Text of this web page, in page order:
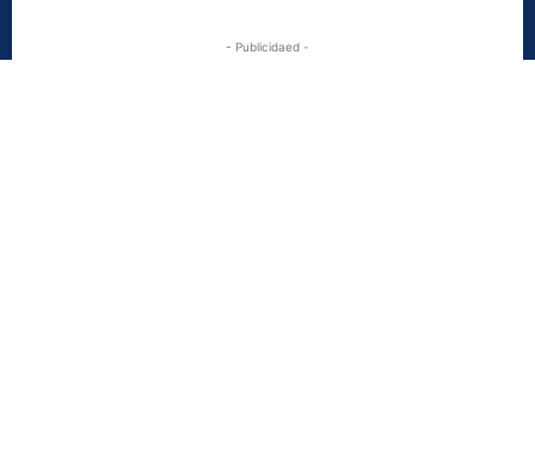
- Publicidaed -